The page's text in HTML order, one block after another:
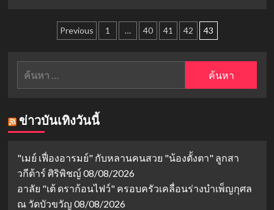
กันย์
กับ
กันย์
ดวง
สม
ของ
ราศี
อาจารย์
Posts
Previous 1 … 40 41 42 43
ค้นหา
ข่าวบันเทิงวันนี้
"เมย์ เฟื่องอารมย์" กับหลานคนสวย "น้องตั้งตา" ลูกสา
วกีต้าร์ ศิริพิชญ์ 08/08/2026
อาลัย "เต้ ดราก้อนไฟว์" ครอบครัวเคลื่อนร่างบำเพ็ญกุศล
ณ วัดบัวขวัญ 08/08/2026